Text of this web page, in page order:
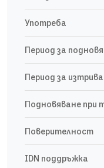
Употреба
Период за
Период за
Подновяване при
Поверителност
IDN поддръжка